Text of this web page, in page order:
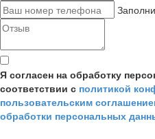
Я согласен на обработку
соответствии с политикой
пользовательским
обработки персональных